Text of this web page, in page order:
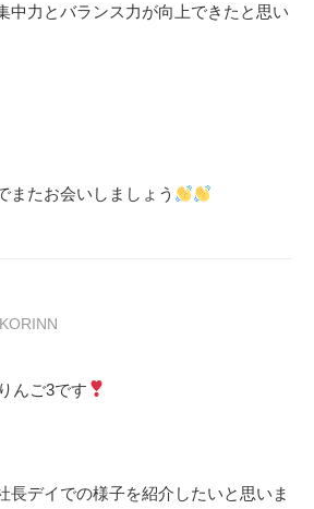
中力とバランス力が向上できたと思い
またお会いしましょう
んご3です
長デイでの様子を紹介したいと思いま